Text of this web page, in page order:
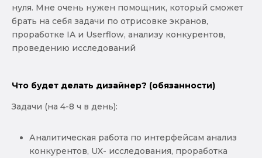
нуля. Мне очень нужен помощник, который сможет
брать на себя задачи по отрисовке экранов,
проработке IA и Userflow, анализу конкурентов,
проведению исследований
Что будет делать дизайнер? (обязанности)
Задачи (на 4-8 ч в день):
Аналитическая работа по интерфейсам анализ
конкурентов, UX- исследования, проработка